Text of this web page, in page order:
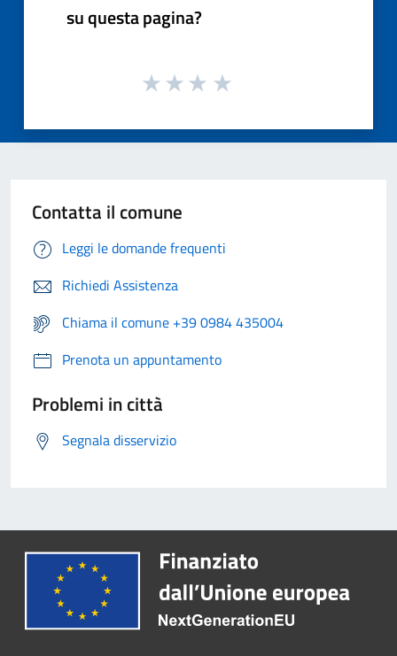
su questa pagina?
Contatta il comune
Leggi le domande frequenti
Richiedi Assistenza
Chiama il comune +39 0984 435004
Prenota un appuntamento
Problemi in città
Segnala disservizio